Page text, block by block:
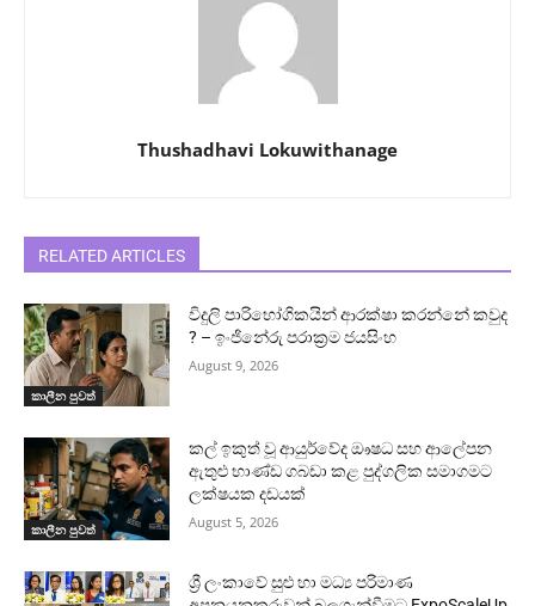
Thushadhavi Lokuwithanage
RELATED ARTICLES
කාලීන පුවත්
විදුලි පාරිභෝගිකයින් ආරක්ෂා කරන්නේ කවුද
? – ඉංජිනේරු පරාක්‍රම ජයසිංහ
August 9, 2026
කාලීන පුවත්
කල් ඉකුත් වූ ආයුර්වේද ඖෂධ සහ ආලේපන
ඇතුළු භාණ්ඩ ගබඩා කළ පුද්ගලික සමාගමට
ලක්ෂයක දඩයක්
August 5, 2026
ශ්‍රී ලංකාවේ සුළු හා මධ්‍ය පරිමාණ